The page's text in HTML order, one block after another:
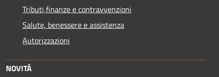
Tributi,finanze e contravvenzioni
Salute, benessere e assistenza
Autorizzazioni
NOVITÀ